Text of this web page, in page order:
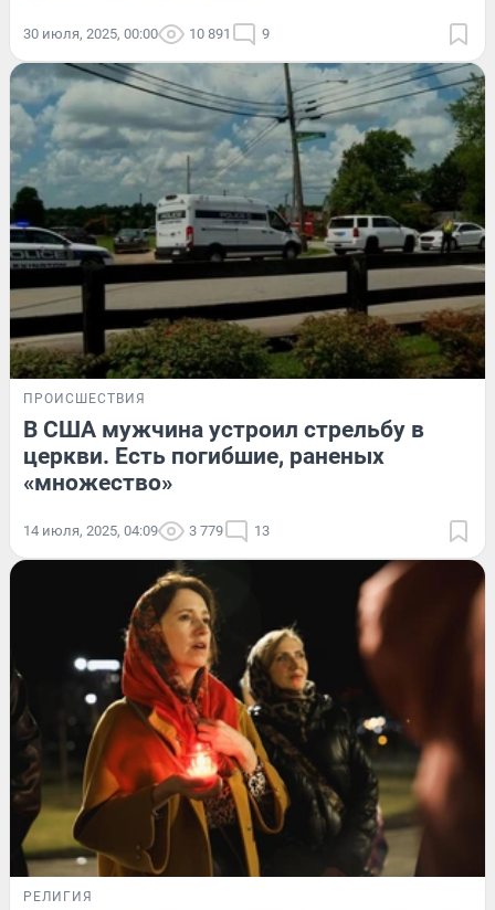
30 июля, 2025, 00:00 10 891 9
ПРОИСШЕСТВИЯ
В США мужчина устроил стрельбу в
церкви. Есть погибшие, раненых
«множество»
14 июля, 2025, 04:09 3 779 13
РЕЛИГИЯ